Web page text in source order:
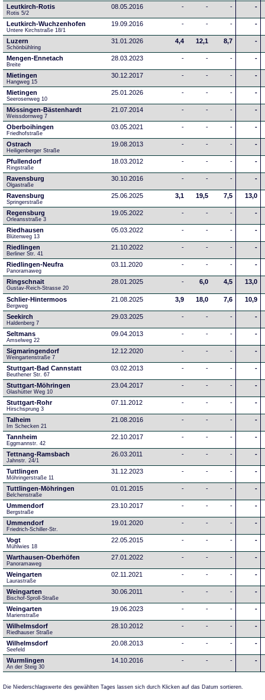
Leutkirch-Rotis
Rotis 5/2
08.05.2016 - - - -
Leutkirch-Wuchzenhofen
Untere Kirchstraße 18/1
19.09.2016 - - - -
Luzern
Schönbühlring
31.01.2026 4,4 12,1 8,7 -
Mengen-Ennetach
Breite
28.03.2023 - - - -
Mietingen
Hangweg 15
30.12.2017 - - - -
Mietingen
Seerosenweg 10
25.01.2026 - - - -
Mössingen-Bästenhardt
Weissdornweg 7
21.07.2014 - - - -
Oberboihingen
Friedhofstraße
03.05.2021 - - - -
Ostrach
Heiligenberger Straße
19.08.2013 - - - -
Pfullendorf
Ringstraße
18.03.2012 - - - -
Ravensburg
Olgastraße
30.10.2016 - - - -
Ravensburg
Springerstraße
25.06.2025 3,1 19,5 7,5 13,0
Regensburg
Orleansstraße 3
19.05.2022 - - - -
Riedhausen
Blütenweg 13
05.03.2022 - - - -
Riedlingen
Berliner Str. 41
21.10.2022 - - - -
Riedlingen-Neufra
Panoramaweg
03.11.2020 - - - -
Ringschnait
Gustav-Reich-Strasse 20
28.01.2025 - 6,0 4,5 13,0
Schlier-Hintermoos
Bergweg
21.08.2025 3,9 18,0 7,6 10,9
Seekirch
Haldenberg 7
29.03.2025 - - - -
Seltmans
Amselweg 22
09.04.2013 - - - -
Sigmaringendorf
Weingartenstraße 7
12.12.2020 - - - -
Stuttgart-Bad Cannstatt
Beuthener Str. 67
03.02.2013 - - - -
Stuttgart-Möhringen
Glashütter Weg 10
23.04.2017 - - - -
Stuttgart-Rohr
Hirschsprung 3
07.11.2012 - - - -
Talheim
Im Schecken 21
21.08.2016 - - - -
Tannheim
Eggmannstr. 42
22.10.2017 - - - -
Tettnang-Ramsbach
Jahnstr. 24/1
26.03.2011 - - - -
Tuttlingen
Möhringerstraße 11
31.12.2023 - - - -
Tuttlingen-Möhringen
Belchenstraße
01.01.2015 - - - -
Ummendorf
Bergstraße
23.10.2017 - - - -
Ummendorf
Friedrich-Schiller-Str.
19.01.2020 - - - -
Vogt
Mühlwies 18
22.05.2015 - - - -
Warthausen-Oberhöfen
Panoramaweg
27.01.2022 - - - -
Weingarten
Laurastraße
02.11.2021 - - - -
Weingarten
Bischof-Sproll-Straße
30.06.2011 - - - -
Weingarten
Marienstraße
19.06.2023 - - - -
Wilhelmsdorf
Riedhauser Straße
28.10.2012 - - - -
Wilhelmsdorf
Seefeld
20.08.2013 - - - -
Wurmlingen
An der Steig 30
14.10.2016 - - - -
Die Niederschlagswerte des gewählten Tages lassen sich durch Klicken auf das Datum sortieren.